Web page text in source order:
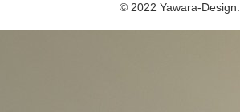
© 2022 Yawara-Design.